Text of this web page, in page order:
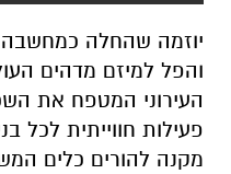
יוזמה שהחלה כמחשבה
והפל למיזם מדהים
העירוני המטפח את
פעילות חווייתית לכל
מקנה להורים כלים